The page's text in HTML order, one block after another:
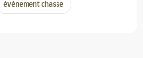
événement chasse